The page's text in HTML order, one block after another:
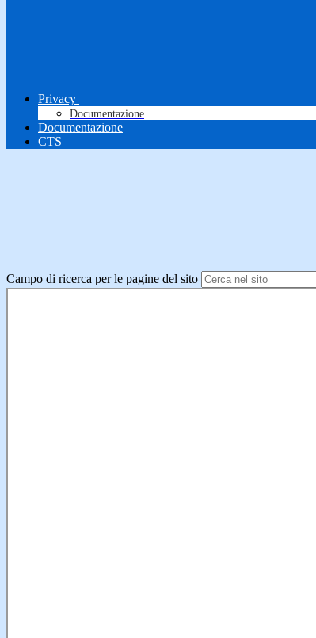
Privacy
Documentazione
Documentazione
CTS
Campo di ricerca per le pagine del sito